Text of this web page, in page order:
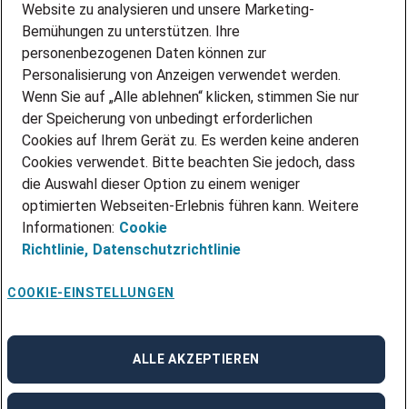
INITIATIV BEWERBEN
ÜBER UNS
STANDORTE
BLOG
PRESSE
KONTAKT
@Adecco 2026
IMPRESSUM
DATENSCHUTZ
NUTZUNGSBEDINGUNGEN
COOKIE-RICHTLINIEN
BESCHWERDESTELLE
linkedinFacebook
Instagram
Website zu analysieren und unsere Marketing-
Bemühungen zu unterstützen. Ihre
personenbezogenen Daten können zur
Personalisierung von Anzeigen verwendet werden.
Wenn Sie auf „Alle ablehnen“ klicken, stimmen Sie nur
der Speicherung von unbedingt erforderlichen
Cookies auf Ihrem Gerät zu. Es werden keine anderen
Cookies verwendet. Bitte beachten Sie jedoch, dass
die Auswahl dieser Option zu einem weniger
optimierten Webseiten-Erlebnis führen kann. Weitere
Informationen: Cookie
Richtlinie, Datenschutzrichtlinie
COOKIE-EINSTELLUNGEN
ALLE AKZEPTIEREN